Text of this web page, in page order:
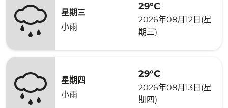
星期三
小雨
29°C
2026年08月12日(星
期三)
星期四
小雨
29°C
2026年08月13日(星
期四)